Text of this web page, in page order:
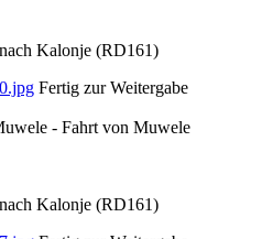
- Fahrt von Muwele
Kalonje (RD161)
Fertig zur Weitergabe
- Fahrt von
-